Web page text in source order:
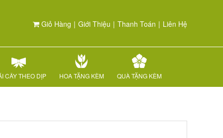
Giỏ Hàng | Giới Thiệu | Thanh Toán | Liên Hệ
CÂY THEO DỊP HOA TẶNG KÈM QUÀ TẶNG KÈM